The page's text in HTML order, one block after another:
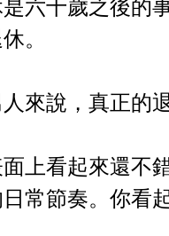
六十歲之後的
。
來說，真正的
上看起來還不
常節奏。你看